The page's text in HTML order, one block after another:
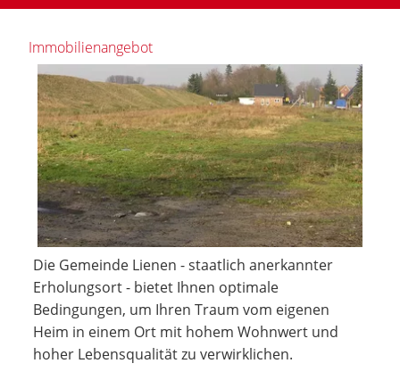
Immobilienangebot
Die Gemeinde Lienen - staatlich anerkannter
Erholungsort - bietet Ihnen optimale
Bedingungen, um Ihren Traum vom eigenen
Heim in einem Ort mit hohem Wohnwert und
hoher Lebensqualität zu verwirklichen.